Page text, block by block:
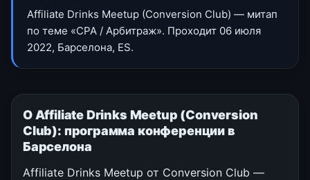
Affiliate Drinks Meetup (Conversion Club) — митап
по теме «CPA / Арбитраж». Проходит 06 июля
2022, Барселона, ES.
О Affiliate Drinks Meetup (Conversion
Club): программа конференции в
Барселона
Affiliate Drinks Meetup от Conversion Club —